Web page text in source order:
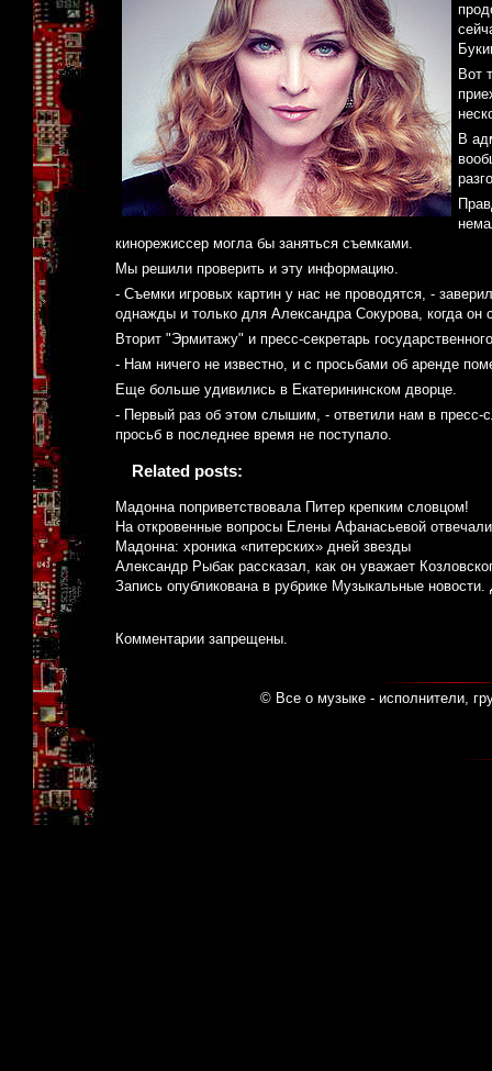
Вот
В
кинорежиссер могла бы заняться съемками.
Мы решили проверить и эту информацию.
- Съемки игровых картин у нас не проводятся, -
однажды и только для Александра Сокурова, когда
Вторит "Эрмитажу" и пресс-секретарь
- Нам ничего не известно, и с просьбами об аренде
Еще больше удивились в Екатерининском дворце.
- Первый раз об этом слышим, - ответили нам в
просьб в последнее время не поступало.
Related posts:
Мадонна поприветствовала Питер крепким словцом!
На откровенные вопросы Елены Афанасьевой
Мадонна: хроника «питерских» дней звезды
Александр Рыбак рассказал, как он уважает
Запись опубликована в рубрике Музыкальные новости.
Комментарии запрещены.
© Все о музыке - исполнители,